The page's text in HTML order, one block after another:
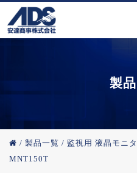
製
/ 製品一覧 / 監視用 液晶モニ
MNT150T